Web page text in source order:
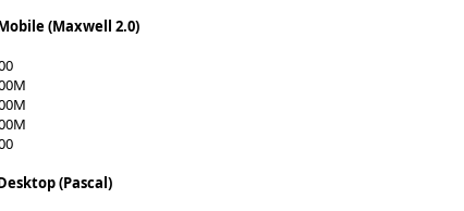
(Maxwell 2.0)
(Pascal)